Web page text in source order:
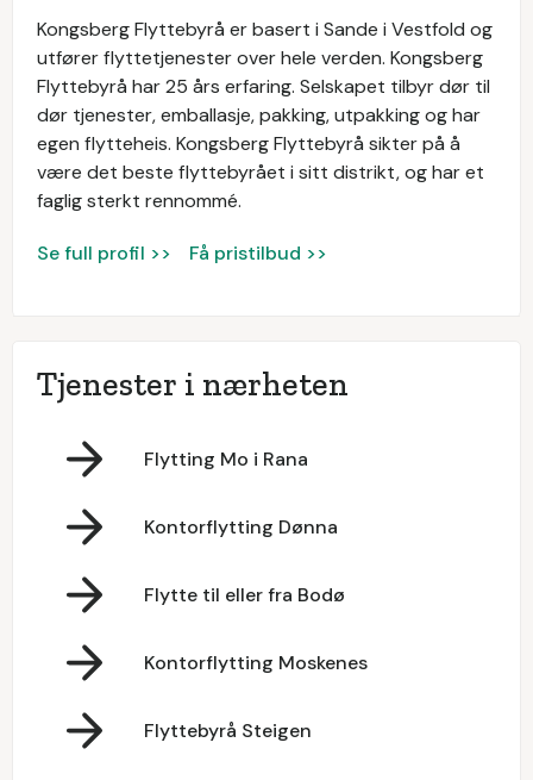
Kongsberg Flyttebyrå er basert i Sande i Vestfold og
utfører flyttetjenester over hele verden. Kongsberg
Flyttebyrå har 25 års erfaring. Selskapet tilbyr dør til
dør tjenester, emballasje, pakking, utpakking og har
egen flytteheis. Kongsberg Flyttebyrå sikter på å
være det beste flyttebyrået i sitt distrikt, og har et
faglig sterkt rennommé.
Se full profil >> Få pristilbud >>
Tjenester i nærheten
Flytting Mo i Rana
Kontorflytting Dønna
Flytte til eller fra Bodø
Kontorflytting Moskenes
Flyttebyrå Steigen